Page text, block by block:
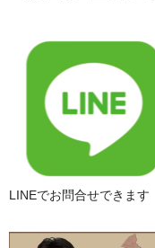
LINEでお問合せできます